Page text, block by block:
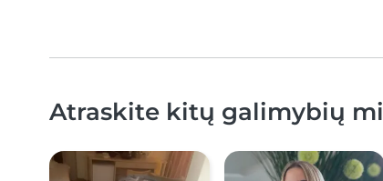
Atraskite kitų galimybių